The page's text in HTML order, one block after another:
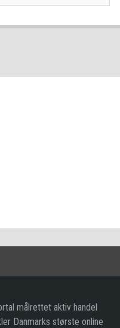
målrettet aktiv handel
Danmarks største online